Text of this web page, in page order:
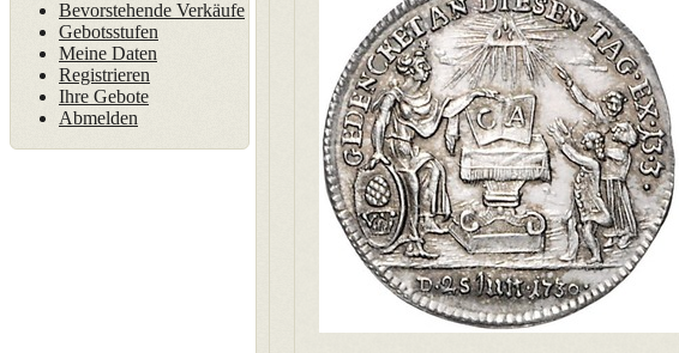
Bevorstehende Verkäufe
Gebotsstufen
Meine Daten
Registrieren
Ihre Gebote
Abmelden